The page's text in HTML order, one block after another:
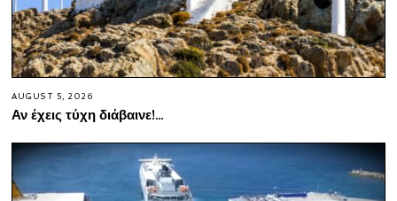
AUGUST 5, 2026
Αν έχεις τύχη διάβαινε!…